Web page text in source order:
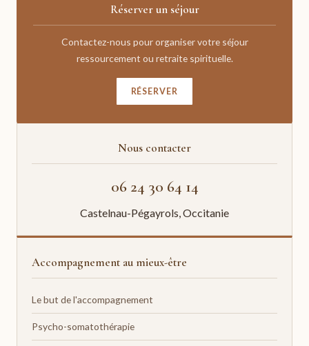
Réserver un séjour
Contactez-nous pour organiser votre séjour
ressourcement ou retraite spirituelle.
RÉSERVER
Nous contacter
06 24 30 64 14
Castelnau-Pégayrols, Occitanie
Accompagnement au mieux-être
Le but de l'accompagnement
Psycho-somatothérapie